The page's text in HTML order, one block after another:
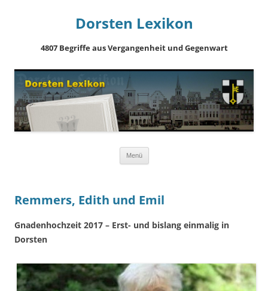
Dorsten Lexikon
4807 Begriffe aus Vergangenheit und Gegenwart
Menü
Remmers, Edith und Emil
Gnadenhochzeit 2017 – Erst- und bislang einmalig in
Dorsten